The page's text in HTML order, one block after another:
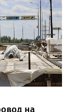
и
по
и
в
управления
вручила
инженер
Его
на